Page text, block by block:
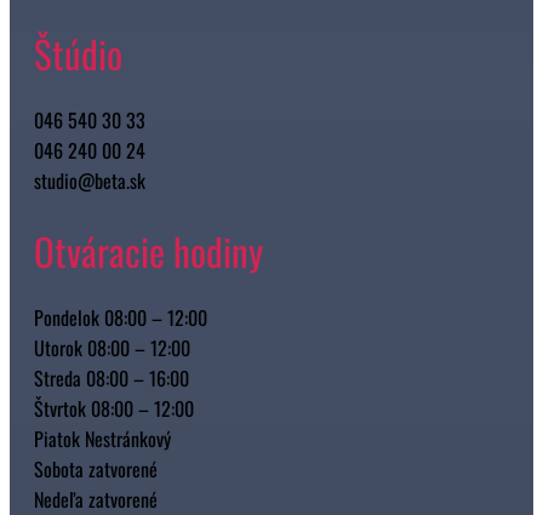
Štúdio
046 540 30 33
046 240 00 24
studio@beta.sk
Otváracie hodiny
Pondelok 08:00 – 12:00
Utorok 08:00 – 12:00
Streda 08:00 – 16:00
Štvrtok 08:00 – 12:00
Piatok Nestránkový
Sobota zatvorené
Nedeľa zatvorené